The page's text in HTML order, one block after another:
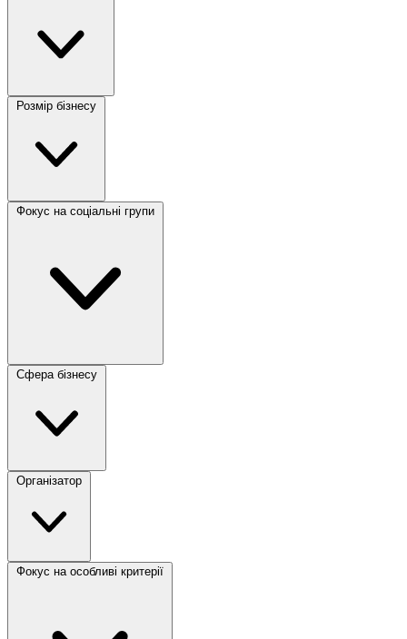
Розмір бізнесу
Фокус на соціальні групи
Сфера бізнесу
Організатор
Фокус на особливі критерії